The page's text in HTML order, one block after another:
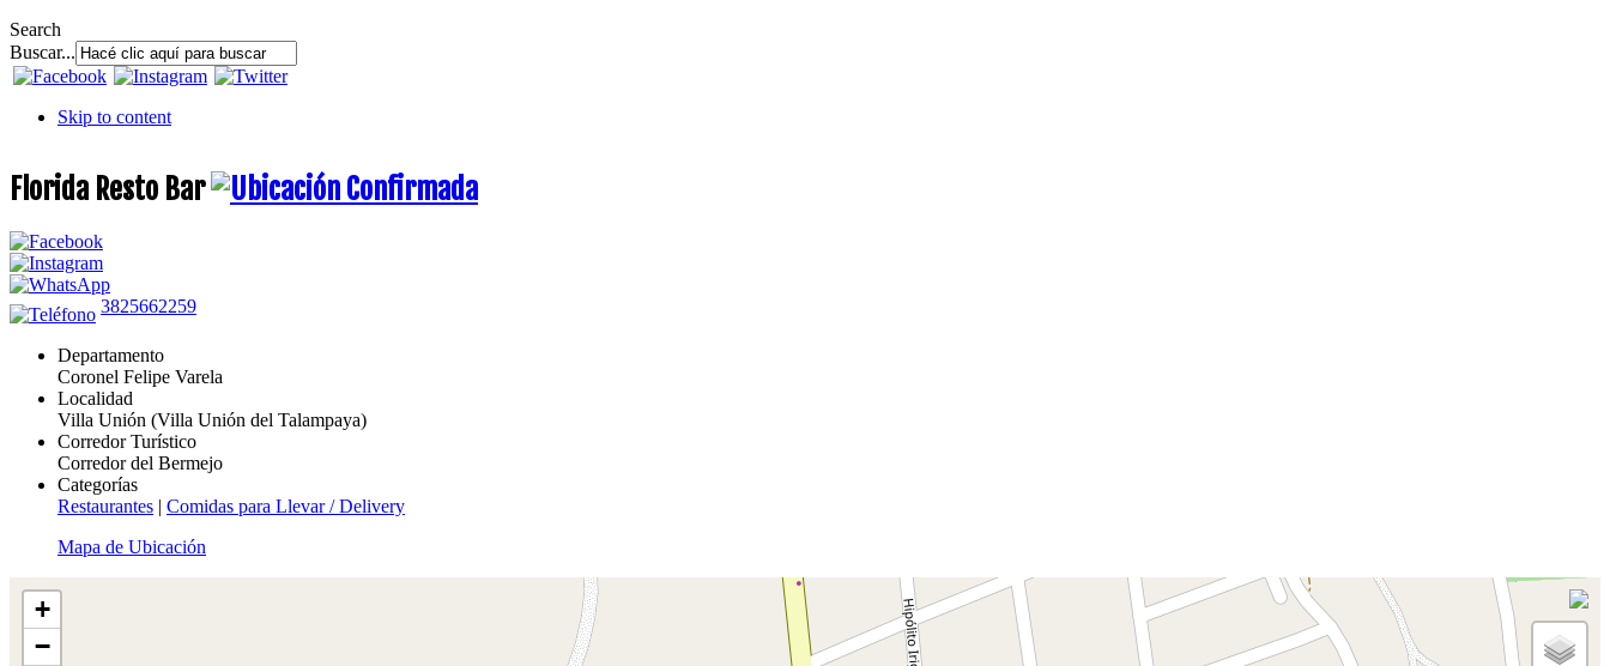
Search
Buscar...
Skip to content
Florida Resto Bar
3825662259
Departamento
Coronel Felipe Varela
Localidad
Villa Unión (Villa Unión del Talampaya)
Corredor Turístico
Corredor del Bermejo
Categorías
Restaurantes | Comidas para Llevar / Delivery
Mapa de Ubicación
+
−